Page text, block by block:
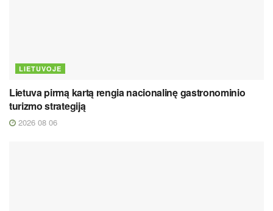
LIETUVOJE
Lietuva pirmą kartą rengia nacionalinę gastronominio
turizmo strategiją
2026 08 06